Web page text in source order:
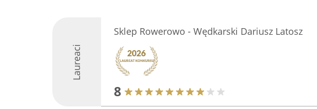
Laureaci
Sklep Rowerowo - Wędkarski Dariusz Latosz
8